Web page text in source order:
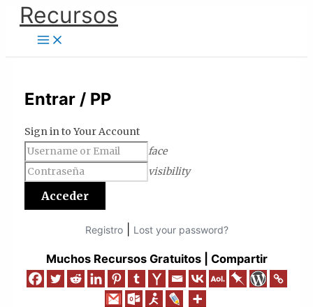
contenido
Recursos
Entrar / PP
Sign in to Your Account
face
visibility
Registro| Lost your password?
Muchos Recursos Gratuitos | Compartir